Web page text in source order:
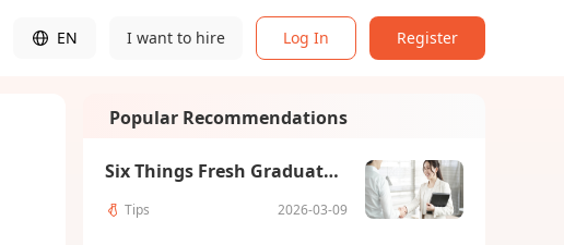
EN I want to hire Log In Register
Popular Recommendations
Six Things Fresh Graduates Should Pay Attention to in Their First Job
Tips 2026-03-09